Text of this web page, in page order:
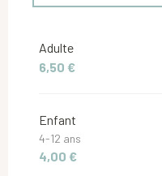
Du1 juin 2027
Adulte
6,50 €
Enfant
4-12 ans
4,00 €